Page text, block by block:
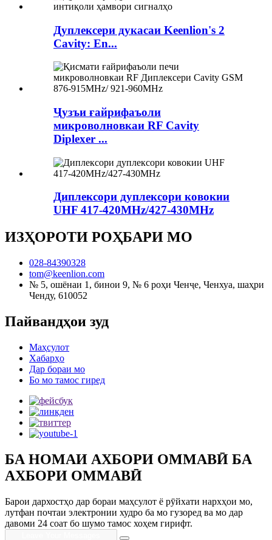
Дуплексери дукасаи Keenlion's 2
Cavity: En...
Ҷузъи ғайрифаъоли
микроволновкаи RF Cavity
Diplexer ...
Диплексори дуплексори ковокии
UHF 417-420MHz/427-430MHz
ИЗҲОРОТИ РОҲБАРИ МО
028-84390328
tom@keenlion.com
№ 5, ошёнаи 1, бинои 9, № 6 роҳи Ченҷе, Ченхуа, шаҳри
Ченду, 610052
Пайвандҳои зуд
Маҳсулот
Хабарҳо
Дар бораи мо
Бо мо тамос гиред
БА НОМАИ АХБОРИ ОММАВӢ БА
АХБОРИ ОММАВӢ
Барои дархостҳо дар бораи маҳсулот ё рӯйхати нархҳои мо,
лутфан почтаи электронии худро ба мо гузоред ва мо дар
давоми 24 соат бо шумо тамос хоҳем гирифт.